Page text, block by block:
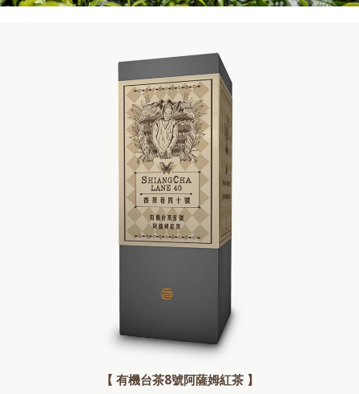
【 有機台茶8號阿薩姆紅茶 】